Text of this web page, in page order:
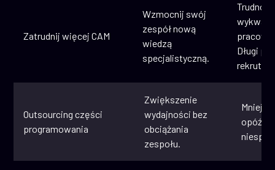
Zatrudnij więcej CAM
Wzmocnij swój
zespół nową
wiedzą
specjalistyczną.
Trudno
Długi
Outsourcing części
programowania
Zwiększenie
wydajności bez
obciążania
zespołu.